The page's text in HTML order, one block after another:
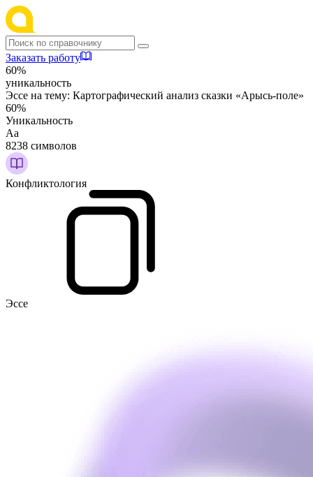
Заказать работу
60%
уникальность
Эссе на тему: Картографический анализ сказки «Арысь-поле»
60%
Уникальность
Аа
8238 символов
Конфликтология
Эссе